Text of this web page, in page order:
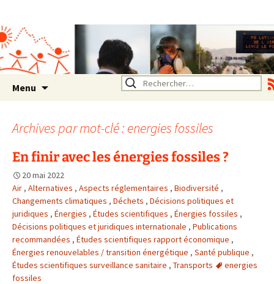
Rhône Alpes
Un environnement sain pour
la santé de tous
Menu Rechercher :
Archives par mot-clé : energies fossiles
En finir avec les énergies fossiles ?
20 mai 2022
Air , Alternatives , Aspects réglementaires , Biodiversité ,
Changements climatiques , Déchets , Décisions politiques et
juridiques , Énergies , Études scientifiques , Énergies fossiles ,
Décisions politiques et juridiques internationale , Publications
recommandées , Études scientifiques rapport économique ,
Énergies renouvelables / transition énergétique , Santé publique ,
Études scientifiques surveillance sanitaire , Transports
energies
fossiles